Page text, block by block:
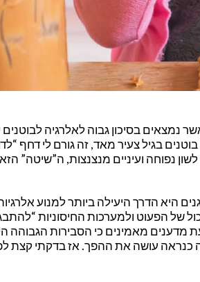
נמצאים בסיכון גבוה לאלרגיה לבוטנים
בגיל צעיר מאד, זה גורם לי דחף
נפוחה ועיניים מנצנצות, ה”שיטה”
היא הדרך היעילה ביותר למנוע
של הפעוט ולמערכות החיסוניות
מדענים מאמינים כי הסבירות
כנראה עושה את ההפך. אז בדקתי קצת